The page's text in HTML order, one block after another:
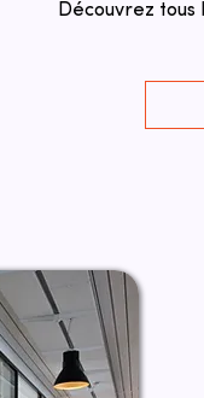
Découvrez